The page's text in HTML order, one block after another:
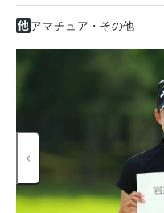
アマチュア・その他